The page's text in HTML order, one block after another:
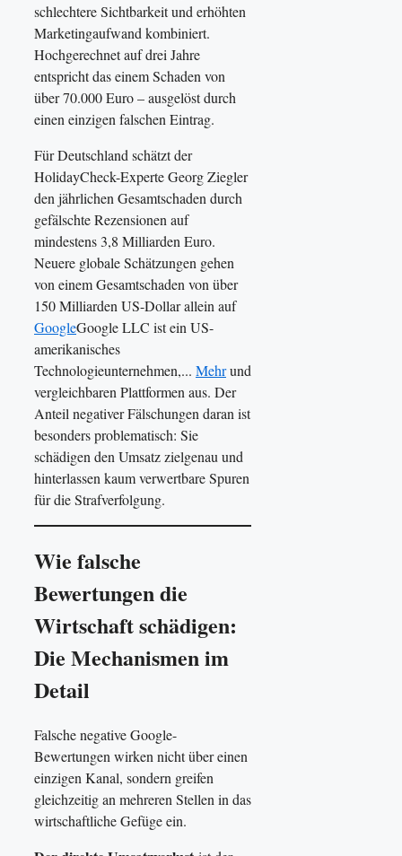
schlechtere Sichtbarkeit und erhöhten
Marketingaufwand kombiniert.
Hochgerechnet auf drei Jahre
entspricht das einem Schaden von
über 70.000 Euro – ausgelöst durch
einen einzigen falschen Eintrag.
Für Deutschland schätzt der
HolidayCheck-Experte Georg Ziegler
den jährlichen Gesamtschaden durch
gefälschte Rezensionen auf
mindestens 3,8 Milliarden Euro.
Neuere globale Schätzungen gehen
von einem Gesamtschaden von über
150 Milliarden US-Dollar allein auf
GoogleGoogle LLC ist ein US-
amerikanisches
Technologieunternehmen,... Mehrund
vergleichbaren Plattformen aus. Der
Anteil negativer Fälschungen daran ist
besonders problematisch: Sie
schädigen den Umsatz zielgenau und
hinterlassen kaum verwertbare Spuren
für die Strafverfolgung.
Wie falsche
Bewertungen die
Wirtschaft schädigen:
Die Mechanismen im
Detail
Falsche negative Google-
Bewertungen wirken nicht über einen
einzigen Kanal, sondern greifen
gleichzeitig an mehreren Stellen in das
wirtschaftliche Gefüge ein.